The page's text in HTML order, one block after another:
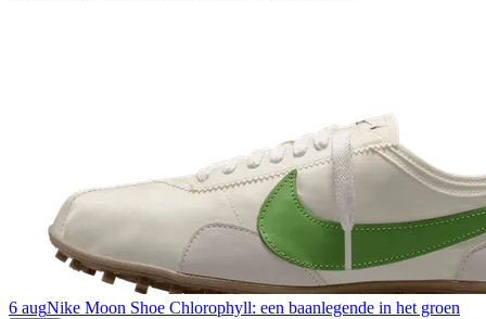
6 augNike Moon Shoe Chlorophyll: een baanlegende in het groen